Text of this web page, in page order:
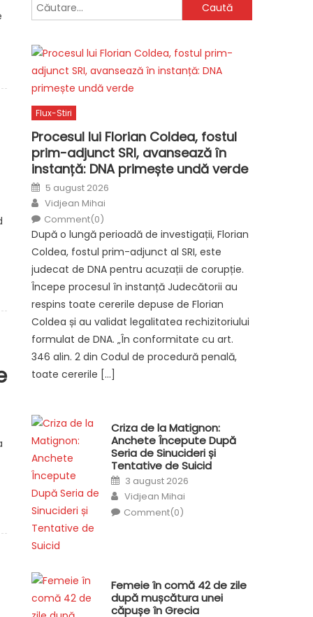
Caută
după:
Flux-Stiri
Procesul lui Florian Coldea, fostul
prim-adjunct SRI, avansează în
instanță: DNA primește undă verde
Posted
on
5 august 2026
Author
Vidjean Mihai
Comment(0)
După o lungă perioadă de investigații, Florian
Coldea, fostul prim-adjunct al SRI, este
judecat de DNA pentru acuzații de corupție.
Începe procesul în instanță Judecătorii au
respins toate cererile depuse de Florian
Coldea și au validat legalitatea rechizitoriului
formulat de DNA. „În conformitate cu art.
346 alin. 2 din Codul de procedură penală,
toate cererile […]
Criza de la Matignon:
Anchete Începute După
Seria de Sinucideri și
Tentative de Suicid
Posted
on
3 august 2026
Author
Vidjean Mihai
Comment(0)
Femeie în comă 42 de zile
după mușcătura unei
căpușe în Grecia